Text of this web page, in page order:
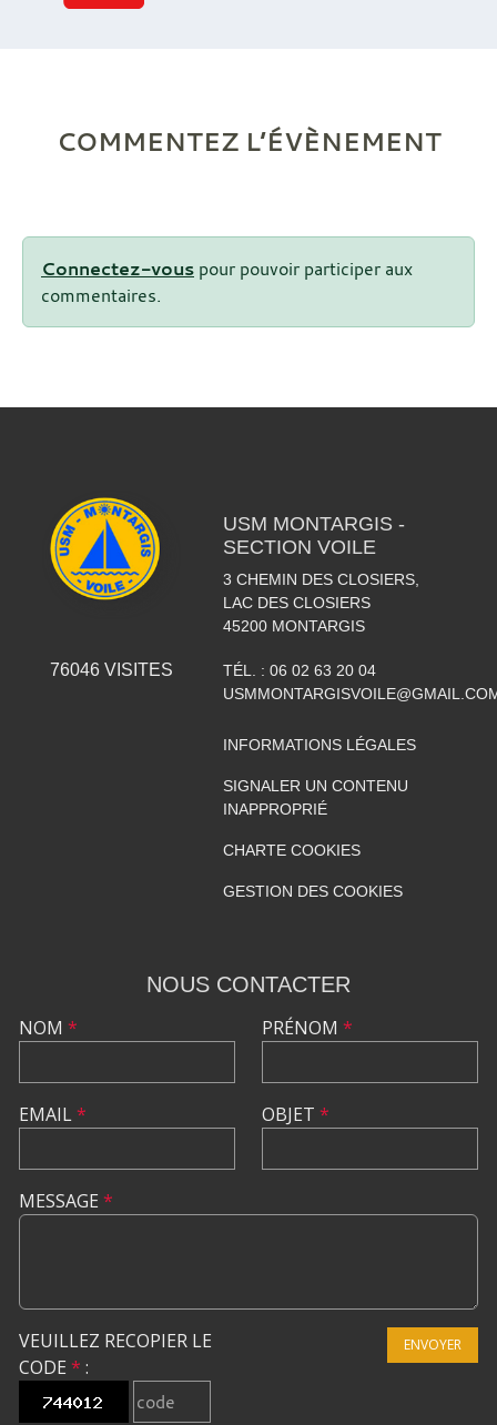
COMMENTEZ L’ÉVÈNEMENT
Connectez-vous pour pouvoir participer aux
commentaires.
76046VISITES
USM MONTARGIS -
SECTION VOILE
3 CHEMIN DES CLOSIERS,
LAC DES CLOSIERS
45200 MONTARGIS
TÉL. : 06 02 63 20 04
INFORMATIONS LÉGALES
SIGNALER UN CONTENU
INAPPROPRIÉ
CHARTE COOKIES
GESTION DES COOKIES
NOUS CONTACTER
NOM *
EMAIL*
PRÉNOM *
OBJET *
MESSAGE *
VEUILLEZ RECOPIER LE
CODE * :
ENVOYER